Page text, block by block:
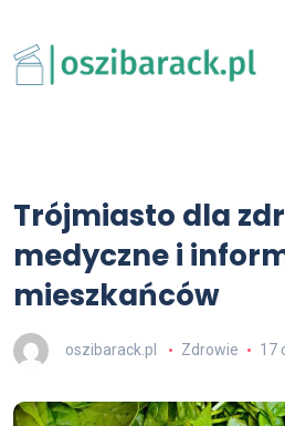
Trójmiasto dla
medyczne i
mieszkańców
oszibarack.pl Zdrowie 17